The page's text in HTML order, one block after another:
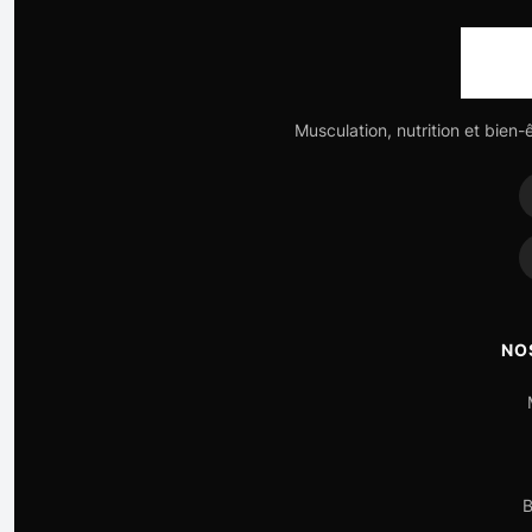
Musculation, nutrition et